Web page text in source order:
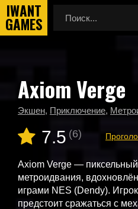
Главная
Новые игры
Axiom Verge
Axiom Verge
Экшен, Приключение,
7.5 (6)
Axiom Verge —
метроидвания,
играми NES (Dendy).
предстоит сражаться с